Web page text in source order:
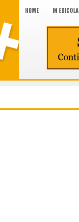
HOME IN EDICOLA